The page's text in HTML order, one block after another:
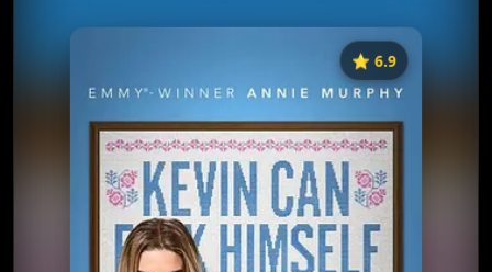
⭐️ 6.9
《凯文滚一边》
⭐️ 评分：6.9 | 🎬 2021年
✅ 已完结
夸克网盘